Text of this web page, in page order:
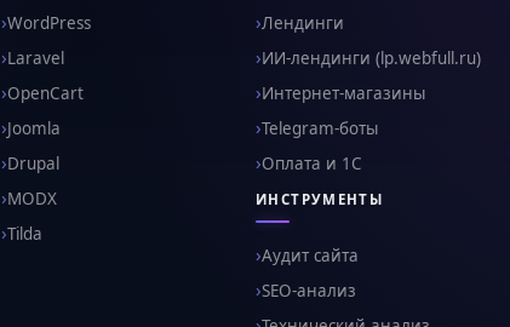
WordPress
Laravel
OpenCart
Joomla
Drupal
MODX
Tilda
Лендинги
ИИ-лендинги (lp.webfull.ru)
Интернет-магазины
Telegram-боты
Оплата и 1С
ИНСТРУМЕНТЫ
Аудит сайта
SEO-анализ